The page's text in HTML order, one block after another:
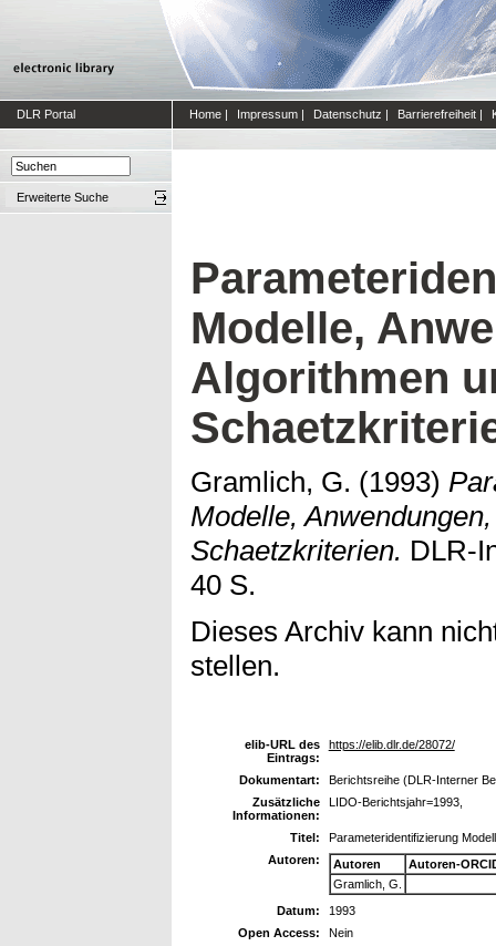
DLR Portal Home | Impressum | Datenschutz | Barrierefreiheit |
Erweiterte Suche
Modelle,
Algorithmen
Gramlich, G. (1993)
Modelle,
Schaetzkriterien. DLR-
40 S.
Dieses Archiv kann
stellen.
elib-URL des
Eintrags:
https://elib.dlr.de/28072/
Dokumentart:
Berichtsreihe (DLR-Interner
Zusätzliche
Informationen:
LIDO-Berichtsjahr=1993,
Titel:
Parameteridentifizierung
Autoren:
Autoren
Autoren-
Gramlich, G.
Datum:
1993
Open Access:
Nein